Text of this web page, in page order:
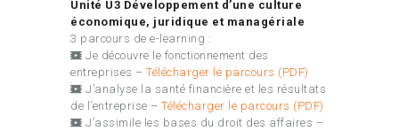
Unité U3 Développement d’une culture
économique, juridique et managériale
3 parcours de e-learning :
Je découvre le fonctionnement des
entreprises – Télécharger le parcours (PDF)
J’analyse la santé financière et les résultats
de l’entreprise – Télécharger le parcours (PDF)
J’assimile les bases du droit des affaires –